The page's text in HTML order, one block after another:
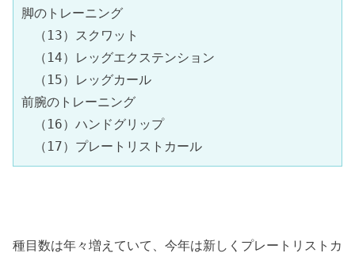
脚のトレーニング
（13）スクワット
（14）レッグエクステンション
（15）レッグカール
前腕のトレーニング
（16）ハンドグリップ
（17）プレートリストカール
種目数は年々増えていて、今年は新しくプレートリストカ